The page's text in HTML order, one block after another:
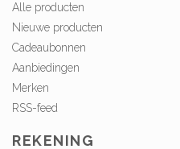
Alle producten
Nieuwe producten
Cadeaubonnen
Aanbiedingen
Merken
RSS-feed
REKENING